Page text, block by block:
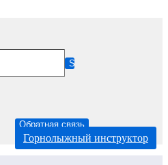
Обратная связь
Горнолыжный инструктор